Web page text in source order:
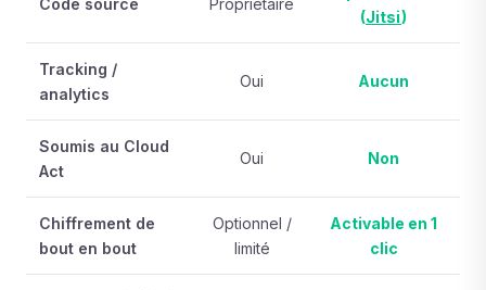
Code source Propriétaire
(Jitsi)
Tracking /
analytics
Oui Aucun
Soumis au Cloud
Act
Oui Non
Chiffrement de
bout en bout
Optionnel /
limité
Activable en 1
clic